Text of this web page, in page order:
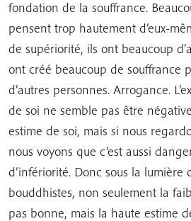
fondation de la souffrance.
pensent trop hautement d’eux-
de supériorité, ils ont beaucoup
ont créé beaucoup de souffrance
d’autres personnes. Arrogance.
de soi ne semble pas être
estime de soi, mais si nous
nous voyons que c’est aussi
d’infériorité. Donc sous la lumière
bouddhistes, non seulement la
pas bonne, mais la haute estime